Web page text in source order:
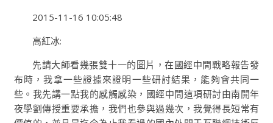
2015-11-16 10:05:48
高紅冰:
先請大師看幾張雙十一的圖片，在國經中間戰略報告發
布時，我拿一些證據來證明一些研討結果，能夠會共同一
些。我先講一點我的感觸感染，國經中間這項研討由南開年
夜學劉傳授重要承擔，我們也參與過幾次，我覺得長短常有